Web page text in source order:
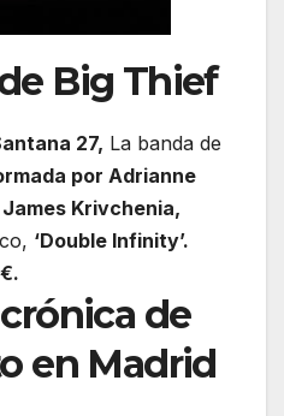
Big Thief
27, La banda de
por Adrianne
Krivchenia,
‘Double Infinity’.